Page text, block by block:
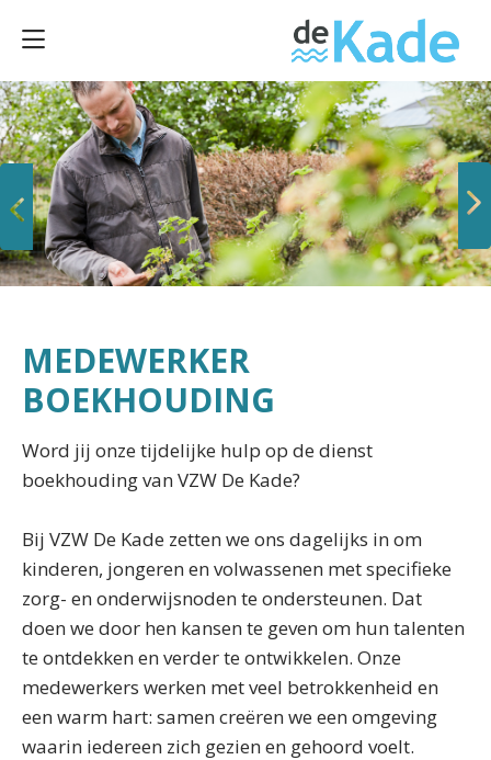
Vorige
Volgende
MEDEWERKER
BOEKHOUDING
Word jij onze tijdelijke hulp op de dienst
boekhouding van VZW De Kade?
Bij VZW De Kade zetten we ons dagelijks in om
kinderen, jongeren en volwassenen met specifieke
zorg- en onderwijsnoden te ondersteunen. Dat
doen we door hen kansen te geven om hun talenten
te ontdekken en verder te ontwikkelen. Onze
medewerkers werken met veel betrokkenheid en
een warm hart: samen creëren we een omgeving
waarin iedereen zich gezien en gehoord voelt.